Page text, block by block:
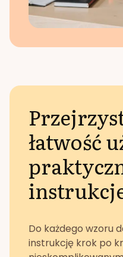
łatwość
Do każdego wzoru
instrukcję krok po